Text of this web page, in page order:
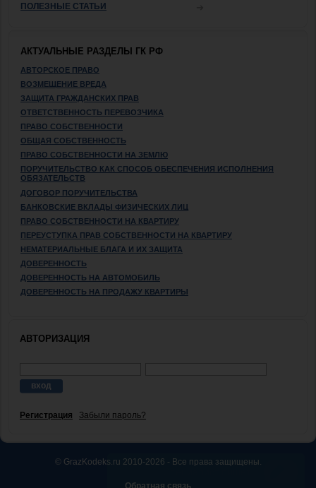
ПОЛЕЗНЫЕ СТАТЬИ
АКТУАЛЬНЫЕ РАЗДЕЛЫ ГК РФ
АВТОРСКОЕ ПРАВО
ВОЗМЕЩЕНИЕ ВРЕДА
ЗАЩИТА ГРАЖДАНСКИХ ПРАВ
ОТВЕТСТВЕННОСТЬ ПЕРЕВОЗЧИКА
ПРАВО СОБСТВЕННОСТИ
ОБЩАЯ СОБСТВЕННОСТЬ
ПРАВО СОБСТВЕННОСТИ НА ЗЕМЛЮ
ПОРУЧИТЕЛЬСТВО КАК СПОСОБ ОБЕСПЕЧЕНИЯ ИСПОЛНЕНИЯ
ОБЯЗАТЕЛЬСТВ
ДОГОВОР ПОРУЧИТЕЛЬСТВА
БАНКОВСКИЕ ВКЛАДЫ ФИЗИЧЕСКИХ ЛИЦ
ПРАВО СОБСТВЕННОСТИ НА КВАРТИРУ
ПЕРЕУСТУПКА ПРАВ СОБСТВЕННОСТИ НА КВАРТИРУ
НЕМАТЕРИАЛЬНЫЕ БЛАГА И ИХ ЗАЩИТА
ДОВЕРЕННОСТЬ
ДОВЕРЕННОСТЬ НА АВТОМОБИЛЬ
ДОВЕРЕННОСТЬ НА ПРОДАЖУ КВАРТИРЫ
АВТОРИЗАЦИЯ
Регистрация Забыли пароль?
© GrazKodeks.ru 2010-2026 - Все права защищены.
Обратная связь